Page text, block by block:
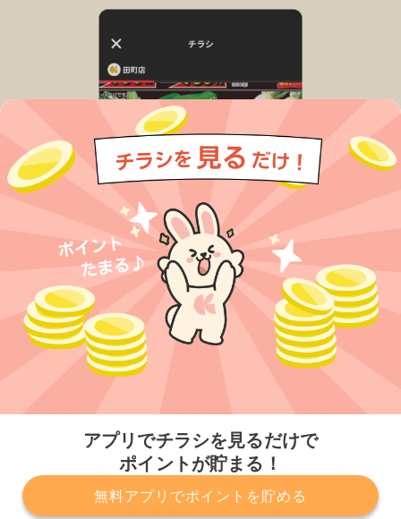
アプリでチラシを見るだけで
ポイントが貯まる！
無料アプリでポイントを貯める